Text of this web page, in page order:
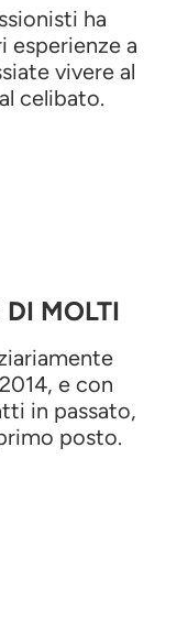
ha
esperienze a
vivere al
celibato.
MOLTI
e con
in passato,
posto.